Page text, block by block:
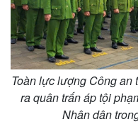
Toàn lực lượng Công an
ra quân trấn áp tội
Nhân dân